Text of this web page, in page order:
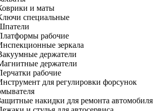
и маты
специальные
рабочие
зеркала
держатели
держатели
рабочие
для регулировки форсунок
накидки для ремонта автомобиля